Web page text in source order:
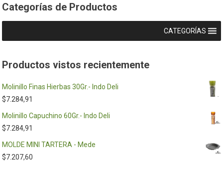
Categorías de Productos
CATEGORÍAS
Productos vistos recientemente
Molinillo Finas Hierbas 30Gr.- Indo Deli
$7.284,91
Molinillo Capuchino 60Gr.- Indo Deli
$7.284,91
MOLDE MINI TARTERA - Mede
$7.207,60